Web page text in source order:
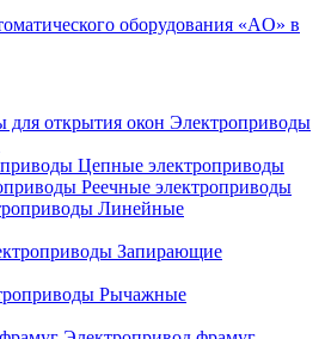
Электроприводы
Цепные электроприводы
Реечные электроприводы
Линейные
Запирающие
Рычажные